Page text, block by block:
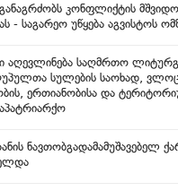
კონფლიქტის
- საგარეო უწყება აგვისტოს
აღევლინება საღმრთო
სულების საოხად,
ერთიანობისა და
ნავთობგადამამუშავებელ